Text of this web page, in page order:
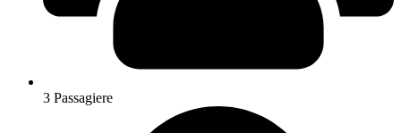
3 Passagiere